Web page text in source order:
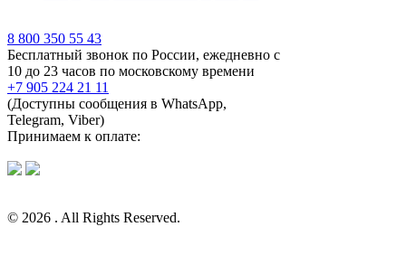
8 800 350 55 43
Бесплатный звонок по России, ежедневно с
10 до 23 часов по московскому времени
+7 905 224 21 11
(Доступны сообщения в WhatsApp,
Telegram, Viber)
Принимаем к оплате:
© 2026 . All Rights Reserved.